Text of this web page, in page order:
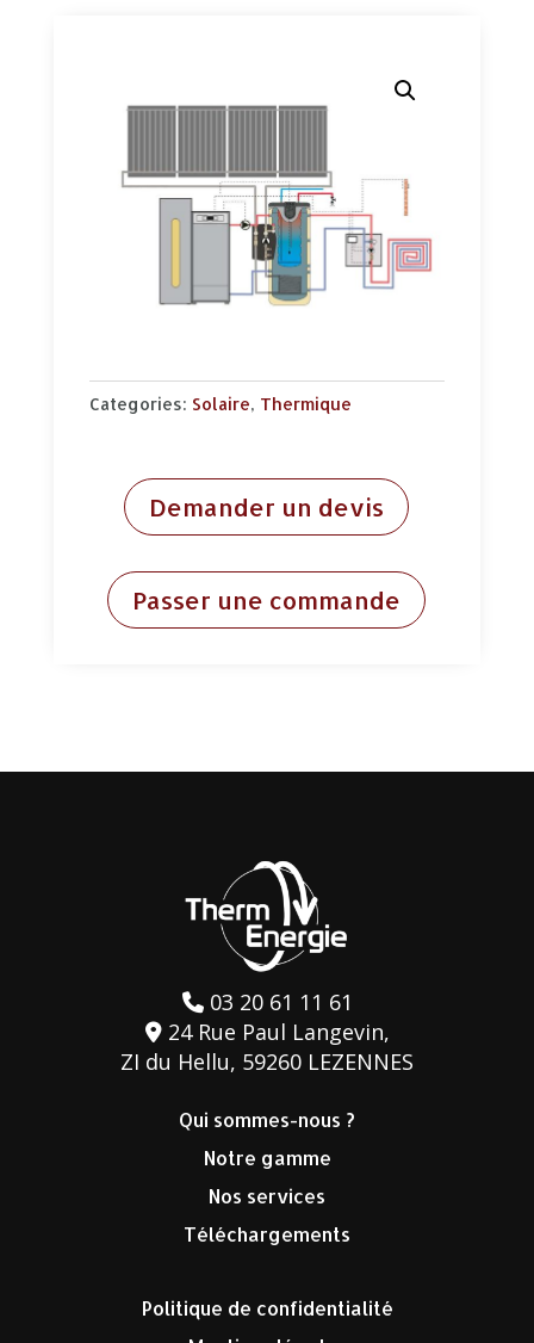
Categories: Solaire, Thermique
Demander un devis
Passer une commande
03 20 61 11 61
24 Rue Paul Langevin,
ZI du Hellu, 59260 LEZENNES
Qui sommes-nous ?
Notre gamme
Nos services
Téléchargements
Politique de confidentialité